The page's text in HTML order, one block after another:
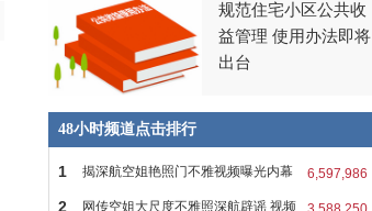
规范住宅小区公共收
益管理 使用办法即将
出台
48小时频道点击排行
6,597,986
1 揭深航空姐艳照门不雅视频曝光内幕
刘2 网传空姐大尺度不雅照深航辟谣 视频